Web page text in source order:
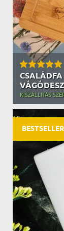
KISZÁLLÍTÁS
BESTSELLER